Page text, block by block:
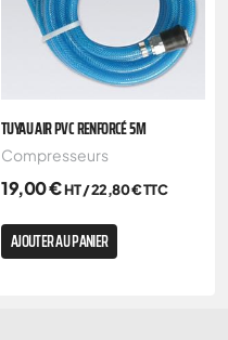
TUYAU AIR PVC RENFORCÉ 5M
Compresseurs
19,00€HT /22,80€TTC
AJOUTER AU PANIER